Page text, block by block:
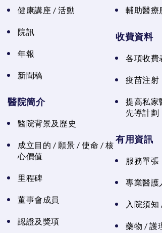
健康講座 / 活動
院訊
年報
新聞稿
醫院簡介
醫院背景及歷史
成立目的 / 願景 / 使命 / 核
心價值
里程碑
董事會成員
認證及獎項
輔助醫療
收費資料
各項收費
疫苗注射
提高私家
先導計劃
有用資訊
服務單張
專業醫護
入院須
藥物 / 護